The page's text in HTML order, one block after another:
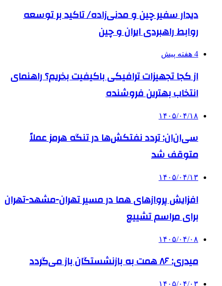
دیدار سفیر چین و مدنی‌زاده/ تاکید بر توسعه
روابط راهبردی ایران و چین
4 هفته پیش
از کجا تجهیزات ترافیکی باکیفیت بخریم؟ راهنمای
انتخاب بهترین فروشنده
۱۴۰۵/۰۴/۱۸
سی‌ان‌ان: تردد نفتکش‌ها در تنگه هرمز عملاً
متوقف شد
۱۴۰۵/۰۴/۱۳
افزایش پروازهای هما در مسیر تهران-مشهد-تهران
برای مراسم تشییع
۱۴۰۵/۰۴/۰۸
میدری: ۸۶ همت به بازنشستگان باز می‌گردد
۱۴۰۵/۰۴/۰۳